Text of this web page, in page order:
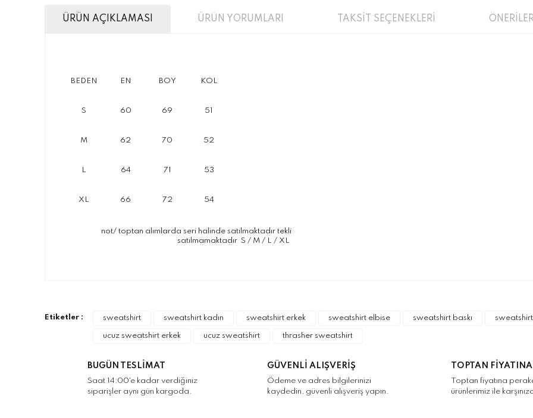
ÜRÜN AÇIKLAMASI ÜRÜN YORUMLARI TAKSİT SEÇENEKLERİ
BEDEN EN BOY KOL
S 60 69 51
M 62 70 52
L 64 71 53
XL 66 72 54
not/ toptan alımlarda seri halinde satılmaktadır tekli
satılmamaktadır S / M / L / XL
Ürün fiyatı diğer sitelerden daha pahalı.
Bu ürüne benzer farklı alternatifler olmalı.
Etiketler : sweatshirt sweatshirt kadın sweatshirt erkek sweatshirt elbise sweatshirt baskı
ucuz sweatshirt erkek ucuz sweatshirt thrasher sweatshirt
BUGÜN TESLİMAT
Saat 14:00'e kadar verdiğiniz
siparişler aynı gün kargoda.
GÜVENLİ ALIŞVERİŞ
Ödeme ve adres bilgilerinizi
kaydedin, güvenli alışveriş yapın.
TOPTAN FİYATINA
Toptan fiyatına
ürünlerimiz ile